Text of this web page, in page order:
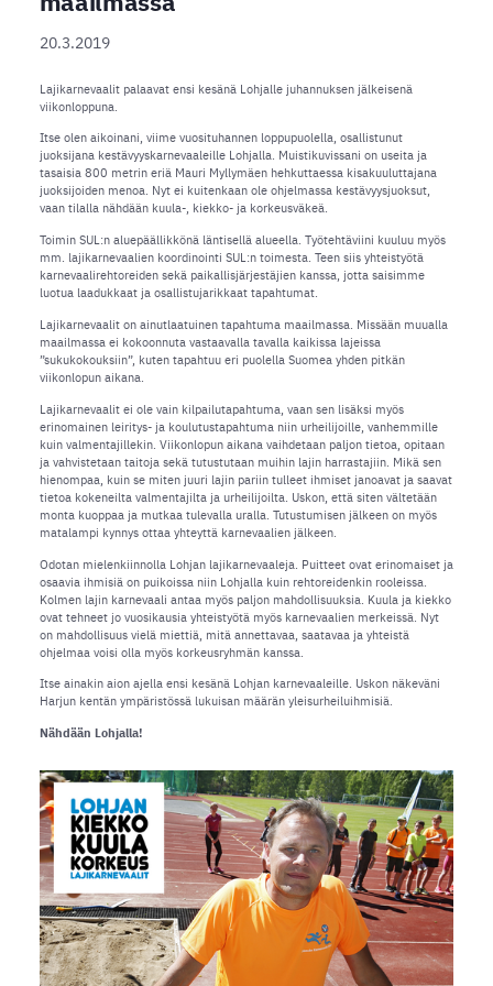
20.3.2019
Lajikarnevaalit palaavat ensi kesänä Lohjalle juhannuksen jälkeisenä
viikonloppuna.
Itse olen aikoinani, viime vuosituhannen loppupuolella, osallistunut
juoksijana kestävyyskarnevaaleille Lohjalla. Muistikuvissani on useita ja
tasaisia 800 metrin eriä Mauri Myllymäen hehkuttaessa kisakuuluttajana
juoksijoiden menoa. Nyt ei kuitenkaan ole ohjelmassa kestävyysjuoksut,
vaan tilalla nähdään kuula-, kiekko- ja korkeusväkeä.
Toimin SUL:n aluepäällikkönä läntisellä alueella. Työtehtäviini kuuluu myös
mm. lajikarnevaalien koordinointi SUL:n toimesta. Teen siis yhteistyötä
karnevaalirehtoreiden sekä paikallisjärjestäjien kanssa, jotta saisimme
luotua laadukkaat ja osallistujarikkaat tapahtumat.
Lajikarnevaalit on ainutlaatuinen tapahtuma maailmassa. Missään muualla
maailmassa ei kokoonnuta vastaavalla tavalla kaikissa lajeissa
”sukukokouksiin”, kuten tapahtuu eri puolella Suomea yhden pitkän
viikonlopun aikana.
Lajikarnevaalit ei ole vain kilpailutapahtuma, vaan sen lisäksi myös
erinomainen leiritys- ja koulutustapahtuma niin urheilijoille, vanhemmille
kuin valmentajillekin. Viikonlopun aikana vaihdetaan paljon tietoa, opitaan
ja vahvistetaan taitoja sekä tutustutaan muihin lajin harrastajiin. Mikä sen
hienompaa, kuin se miten juuri lajin pariin tulleet ihmiset janoavat ja saavat
tietoa kokeneilta valmentajilta ja urheilijoilta. Uskon, että siten vältetään
monta kuoppaa ja mutkaa tulevalla uralla. Tutustumisen jälkeen on myös
matalampi kynnys ottaa yhteyttä karnevaalien jälkeen.
Odotan mielenkiinnolla Lohjan lajikarnevaaleja. Puitteet ovat erinomaiset ja
osaavia ihmisiä on puikoissa niin Lohjalla kuin rehtoreidenkin rooleissa.
Kolmen lajin karnevaali antaa myös paljon mahdollisuuksia. Kuula ja kiekko
ovat tehneet jo vuosikausia yhteistyötä myös karnevaalien merkeissä. Nyt
on mahdollisuus vielä miettiä, mitä annettavaa, saatavaa ja yhteistä
ohjelmaa voisi olla myös korkeusryhmän kanssa.
Itse ainakin aion ajella ensi kesänä Lohjan karnevaaleille. Uskon näkeväni
Harjun kentän ympäristössä lukuisan määrän yleisurheiluihmisiä.
Nähdään Lohjalla!